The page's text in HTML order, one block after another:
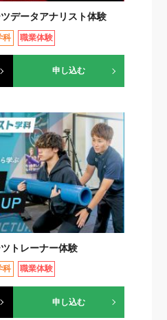
データアナリスト体験
科 職業体験
申し込む
トレーナー体験
科 職業体験
申し込む